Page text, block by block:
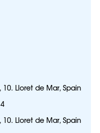
Lloret de Mar, Spain
Lloret de Mar, Spain